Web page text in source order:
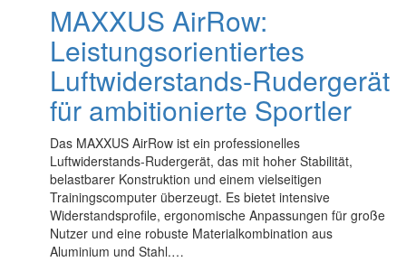
MAXXUS AirRow:
Leistungsorientiertes
Luftwiderstands-Rudergerät
für ambitionierte Sportler
Das MAXXUS AirRow ist ein professionelles
Luftwiderstands-Rudergerät, das mit hoher Stabilität,
belastbarer Konstruktion und einem vielseitigen
Trainingscomputer überzeugt. Es bietet intensive
Widerstandsprofile, ergonomische Anpassungen für große
Nutzer und eine robuste Materialkombination aus
Aluminium und Stahl.…